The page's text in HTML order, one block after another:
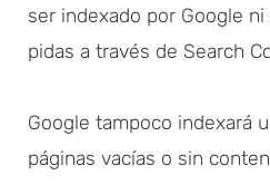
ser indexado por Google
pidas a través de Search
Google tampoco indexará
páginas vacías o sin